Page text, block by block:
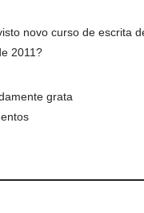
novo curso de escrita
2011?
grata